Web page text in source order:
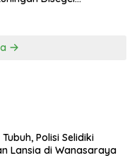
Polisi Selidiki
Lansia di Wanasaraya